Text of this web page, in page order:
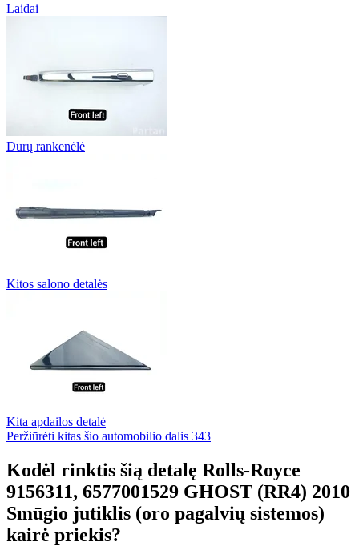
Laidai
Durų rankenėlė
Kitos salono detalės
Kita apdailos detalė
Peržiūrėti kitas šio automobilio dalis 343
Kodėl rinktis šią detalę Rolls-Royce
9156311, 6577001529 GHOST (RR4) 2010
Smūgio jutiklis (oro pagalvių sistemos)
kairė priekis?